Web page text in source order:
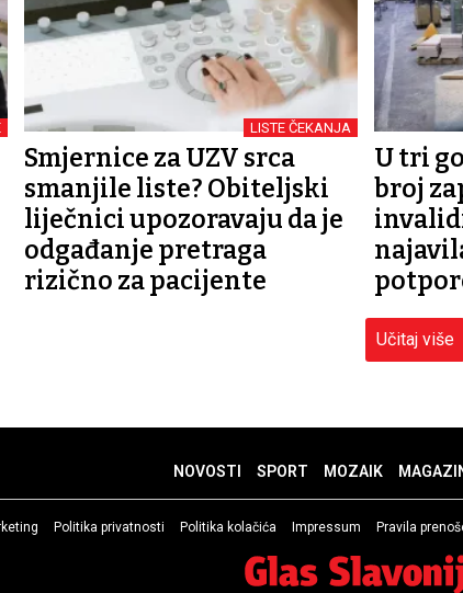
LISTE ČEKANJA
Smjernice za UZV srca
smanjile liste? Obiteljski
liječnici upozoravaju da je
odgađanje pretraga
rizično za pacijente
U tri
broj
Učitaj više
NOVOSTI SPORT MOZAIK
Politika privatnosti Politika kolačića Impressum Pravila